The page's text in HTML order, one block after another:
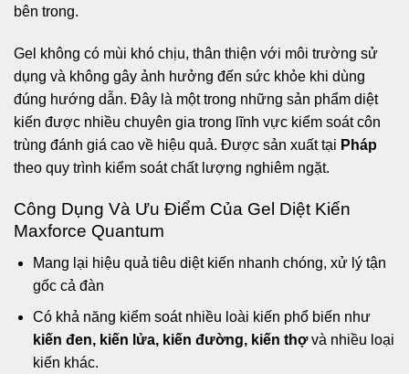
bên trong.
Gel không có mùi khó chịu, thân thiện với môi trường sử
dụng và không gây ảnh hưởng đến sức khỏe khi dùng
đúng hướng dẫn. Đây là một trong những sản phẩm diệt
kiến được nhiều chuyên gia trong lĩnh vực kiểm soát côn
trùng đánh giá cao về hiệu quả. Được sản xuất tại Pháp
theo quy trình kiểm soát chất lượng nghiêm ngặt.
Công Dụng Và Ưu Điểm Của Gel Diệt Kiến
Maxforce Quantum
Mang lại hiệu quả tiêu diệt kiến nhanh chóng, xử lý tận
gốc cả đàn
Có khả năng kiểm soát nhiều loài kiến phổ biến như
kiến đen, kiến lửa, kiến đường, kiến thợvà nhiều loại
kiến khác.